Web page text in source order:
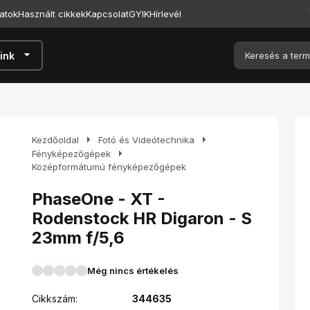
Használt cikkekKapcsolatGYIKHírlevél
arrow_drop_down
Kezdőoldal arrow_right Fotó és Videótechnika arrow_right
Fényképezőgépek arrow_right
Középformátumú fényképezőgépek
PhaseOne - XT -
Rodenstock HR Digaron - S
23mm f/5,6
Még nincs értékelés
Cikkszám:
344635